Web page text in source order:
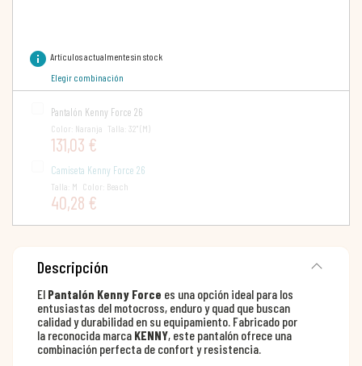
info Artículos actualmente sin stock
Elegir combinación
Pantalón Kenny Force 26
Color: Naranja Talla: 32" (M)
131,03 €
Camiseta Kenny Force 26
Talla: M Color: Beach
40,28 €
Descripción
El Pantalón Kenny Force es una opción ideal para los
entusiastas del motocross, enduro y quad que buscan
calidad y durabilidad en su equipamiento. Fabricado por
la reconocida marca KENNY, este pantalón ofrece una
combinación perfecta de confort y resistencia.